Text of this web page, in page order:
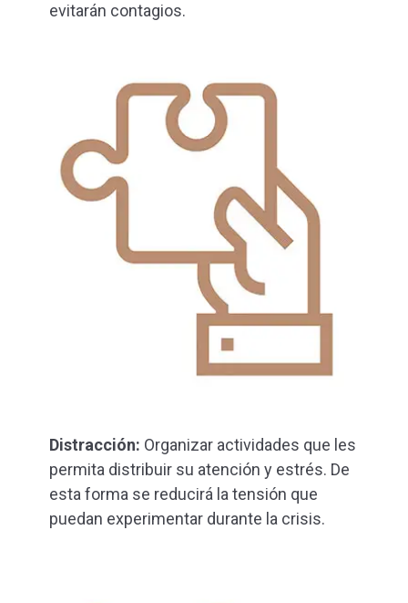
evitarán contagios.
Distracción: Organizar actividades que les
permita distribuir su atención y estrés. De
esta forma se reducirá la tensión que
puedan experimentar durante la crisis.